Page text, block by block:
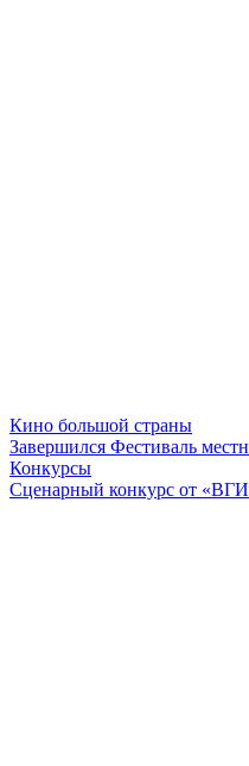
Кино большой страны
Завершился Фестиваль
Конкурсы
Сценарный конкурс от